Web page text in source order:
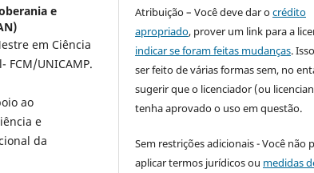
e
em Ciência
FCM/UNICAMP.
ao
e
da
Atribuição – Você deve dar ocrédito
apropriado, prover um link para a
indicar se foram feitas mudanças.
ser feito de várias formas sem, no
sugerir que o licenciador (ou
tenha aprovado o uso em questão.
Sem restrições adicionais - Você não
aplicar termos jurídicos ou medidas